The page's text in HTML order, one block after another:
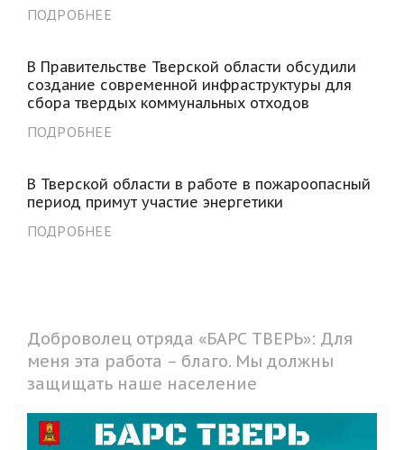
ПОДРОБНЕЕ
В Правительстве Тверской области обсудили
создание современной инфраструктуры для
сбора твердых коммунальных отходов
ПОДРОБНЕЕ
В Тверской области в работе в пожароопасный
период примут участие энергетики
ПОДРОБНЕЕ
Доброволец отряда «БАРС ТВЕРЬ»: Для
меня эта работа – благо. Мы должны
защищать наше население